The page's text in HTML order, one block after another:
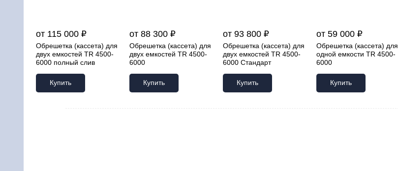
от 115 000 ₽
Обрешетка (кассета) для
двух емкостей TR 4500-
6000 полный слив
Купить
от 88 300 ₽
Обрешетка (кассета) для
двух емкостей TR 4500-
6000
Купить
от 93 800 ₽
Обрешетка (кассета) для
двух емкостей TR 4500-
6000 Стандарт
Купить
от 59 000 ₽
Обрешетка (кассета) для
одной емкости TR 4500-
6000
Купить